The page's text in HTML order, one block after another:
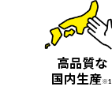
高品質な
国内生産※1